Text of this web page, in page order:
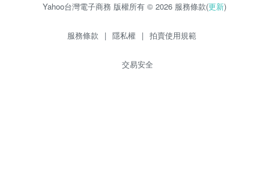
Yahoo台灣電子商務 版權所有 © 2026 服務條款(更新)
服務條款 | 隱私權 | 拍賣使用規範
交易安全